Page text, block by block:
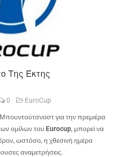
Της Έκτης
0 EuroCup
για την πρεμιέρα
ομίλων του Eurocup, μπορεί να
ωστόσο, η χθεσινή ημέρα
αναμετρήσεις.